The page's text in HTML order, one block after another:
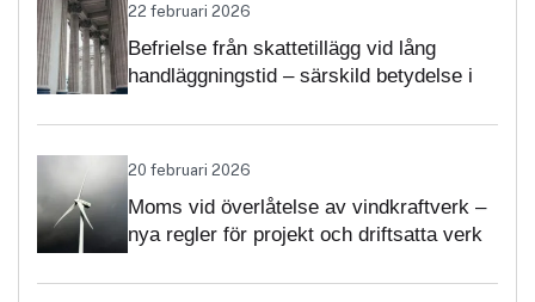
22 februari 2026
Befrielse från skattetillägg vid lång
handläggningstid – särskild betydelse i
20 februari 2026
Moms vid överlåtelse av vindkraftverk –
nya regler för projekt och driftsatta verk